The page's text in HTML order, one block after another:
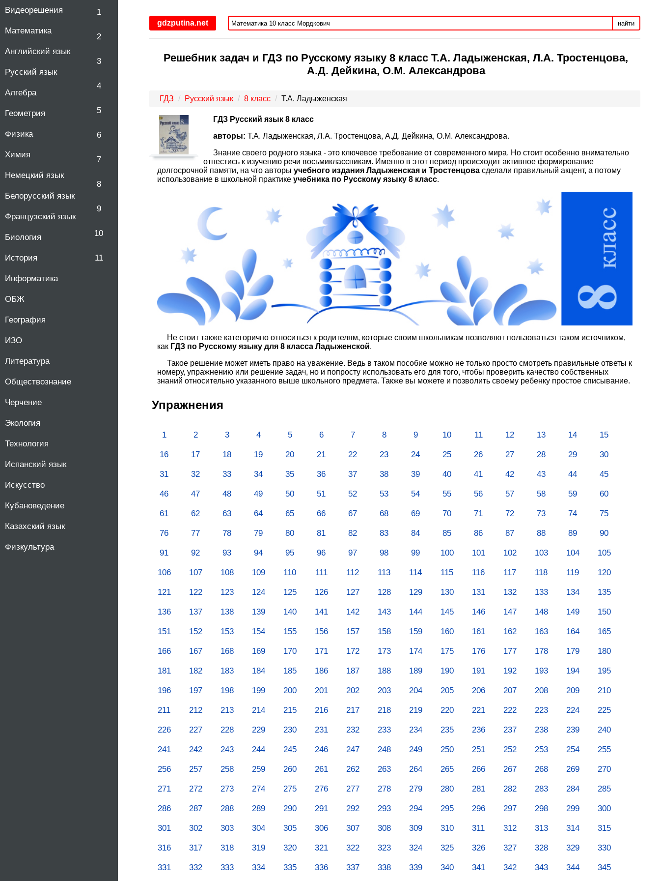
Видеорешения
Математика
Английский язык
Русский язык
Алгебра
Геометрия
Физика
Химия
Немецкий язык
Белорусский язык
Французский язык
Биология
История
Информатика
ОБЖ
География
ИЗО
Литература
Обществознание
Черчение
Экология
Технология
Испанский язык
Искусство
Кубановедение
Казахский язык
Физкультура
1
2
3
4
5
6
7
8
9
10
11
gdzputina.net найти
Решебник задач и ГДЗ по Русскому языку 8 класс Т.А. Ладыженская, Л.А. Тростенцова,
А.Д. Дейкина, О.М. Александрова
ГДЗ Русский язык 8 класс Т.А. Ладыженская
ГДЗ Русский язык 8 класс
авторы: Т.А. Ладыженская, Л.А. Тростенцова, А.Д. Дейкина, О.М. Александрова.
Знание своего родного языка - это ключевое требование от современного мира. Но стоит особенно внимательно
отнестись к изучению речи восьмиклассникам. Именно в этот период происходит активное формирование
долгосрочной памяти, на что авторы учебного издания Ладыженская и Тростенцова сделали правильный акцент, а потому
использование в школьной практике учебника по Русскому языку 8 класс.
Не стоит также категорично относиться к родителям, которые своим школьникам позволяют пользоваться таком источником,
как ГДЗ по Русскому языку для 8 класса Ладыженской.
Такое решение может иметь право на уважение. Ведь в таком пособие можно не только просто смотреть правильные ответы к
номеру, упражнению или решение задач, но и попросту использовать его для того, чтобы проверить качество собственных
знаний относительно указанного выше школьного предмета. Также вы можете и позволить своему ребенку простое списывание.
Упражнения
1 2 3 4 5 6 7 8 9 10 11 12 13 14 15
16 17 18 19 20 21 22 23 24 25 26 27 28 29 30
31 32 33 34 35 36 37 38 39 40 41 42 43 44 45
46 47 48 49 50 51 52 53 54 55 56 57 58 59 60
61 62 63 64 65 66 67 68 69 70 71 72 73 74 75
76 77 78 79 80 81 82 83 84 85 86 87 88 89 90
91 92 93 94 95 96 97 98 99 100 101 102 103 104 105
106 107 108 109 110 111 112 113 114 115 116 117 118 119 120
121 122 123 124 125 126 127 128 129 130 131 132 133 134 135
136 137 138 139 140 141 142 143 144 145 146 147 148 149 150
151 152 153 154 155 156 157 158 159 160 161 162 163 164 165
166 167 168 169 170 171 172 173 174 175 176 177 178 179 180
181 182 183 184 185 186 187 188 189 190 191 192 193 194 195
196 197 198 199 200 201 202 203 204 205 206 207 208 209 210
211 212 213 214 215 216 217 218 219 220 221 222 223 224 225
226 227 228 229 230 231 232 233 234 235 236 237 238 239 240
241 242 243 244 245 246 247 248 249 250 251 252 253 254 255
256 257 258 259 260 261 262 263 264 265 266 267 268 269 270
271 272 273 274 275 276 277 278 279 280 281 282 283 284 285
286 287 288 289 290 291 292 293 294 295 296 297 298 299 300
301 302 303 304 305 306 307 308 309 310 311 312 313 314 315
316 317 318 319 320 321 322 323 324 325 326 327 328 329 330
331 332 333 334 335 336 337 338 339 340 341 342 343 344 345